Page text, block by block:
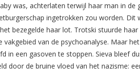
was, achterlaten terwijl haar man in de
ingetrokken zou worden.
bezegelde haar lot. Trotski stuurde
vakgebied van de psychoanalyse. Maar
in een gasoven te stoppen. Sieva bleef
door de bruine vloed van het nazisme: